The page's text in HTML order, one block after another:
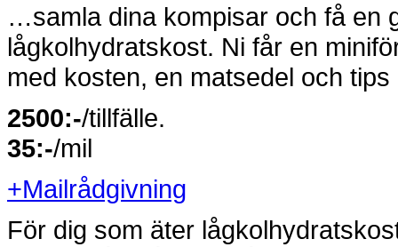
…samla dina kompisar och få en
lågkolhydratskost. Ni får en
med kosten, en matsedel och
2500:-/tillfälle.
35:-/mil
+Mailrådgivning
För dig som äter